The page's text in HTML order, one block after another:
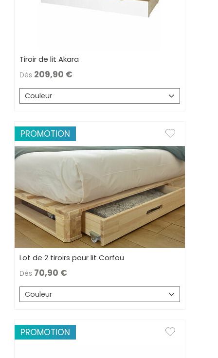
Tiroir de lit Akara
Dès 209,90
Couleur
PROMOTION
Lot de 2 tiroirs pour lit Corfou
Dès 70,90
Couleur
PROMOTION